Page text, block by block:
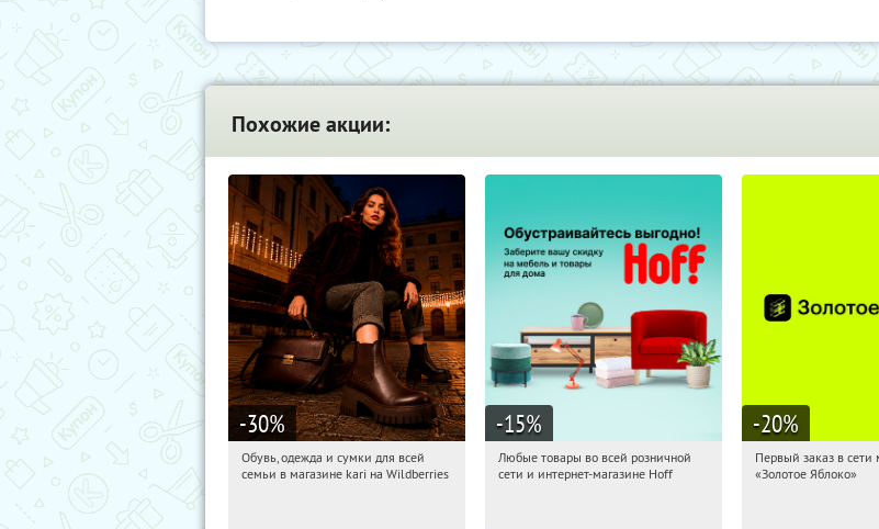
Похожие акции:
-30%
03:14:09 Получили:
Обувь, одежда и сумки для всей
семьи в магазине kari на Wildberries
-15%
03:14:09 Получили:
Любые товары во всей розничной
сети и интернет-магазине Hoff
-20%
03:14:09
Первый заказ в сети
«Золотое Яблоко»